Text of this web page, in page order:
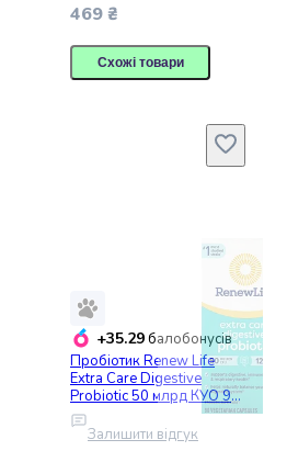
для
торта
Сухарики
Горіхи
М'ясні
снеки
Рибні
снеки
469 ₴
Схожі товари
+35.29балобонусів
Пробіотик Renew Life
Extra Care Digestive
Probiotic 50 млрд КУО 90
вегетаріанських капсул
Залишити відгук